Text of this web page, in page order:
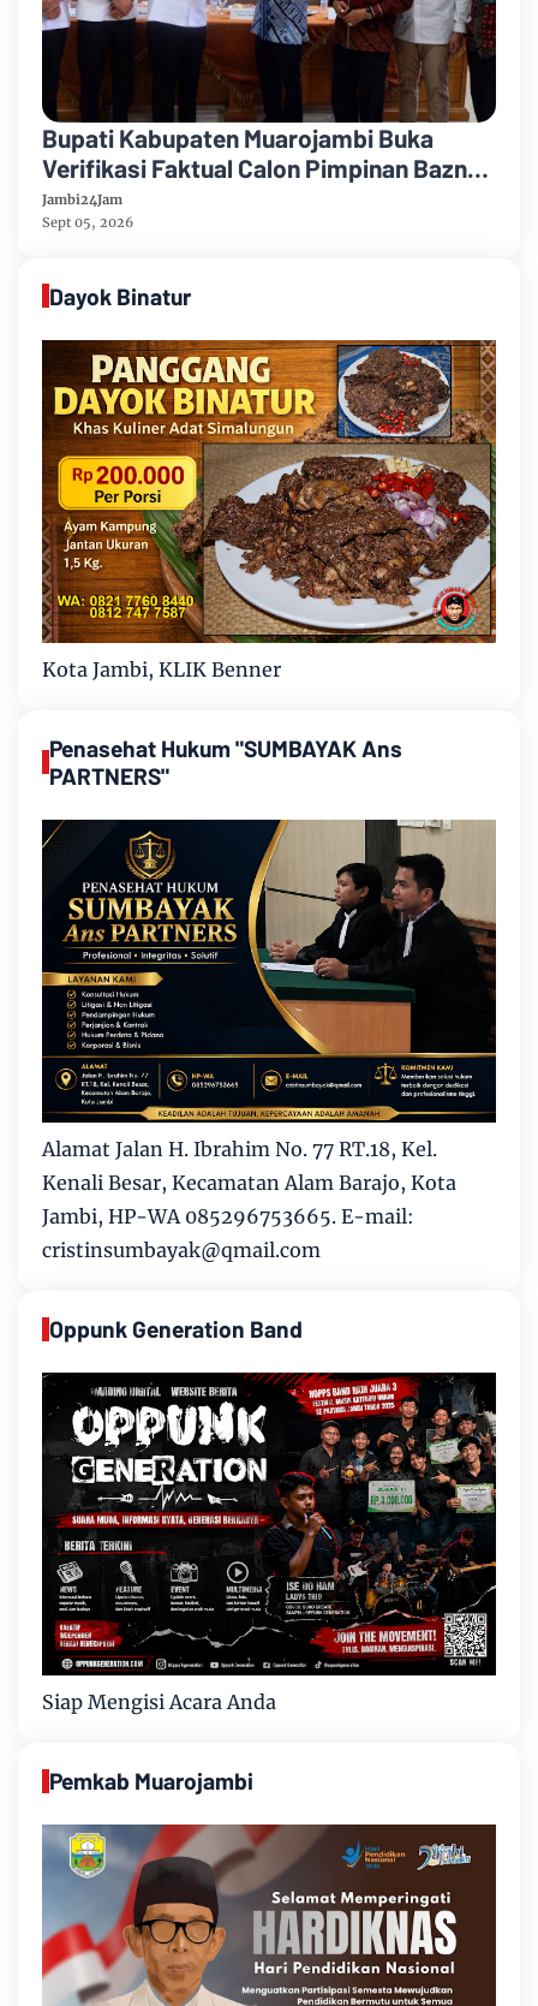
Bupati Kabupaten Muarojambi Buka
Verifikasi Faktual Calon Pimpinan Baznas
Tahun 2026-2031
Jambi24Jam
Sept 05, 2026
Dayok Binatur
Kota Jambi, KLIK Benner
Penasehat Hukum "SUMBAYAK Ans
PARTNERS"
Alamat Jalan H. Ibrahim No. 77 RT.18, Kel.
Kenali Besar, Kecamatan Alam Barajo, Kota
Jambi, HP-WA 085296753665. E-mail:
cristinsumbayak@qmail.com
Oppunk Generation Band
Siap Mengisi Acara Anda
Pemkab Muarojambi